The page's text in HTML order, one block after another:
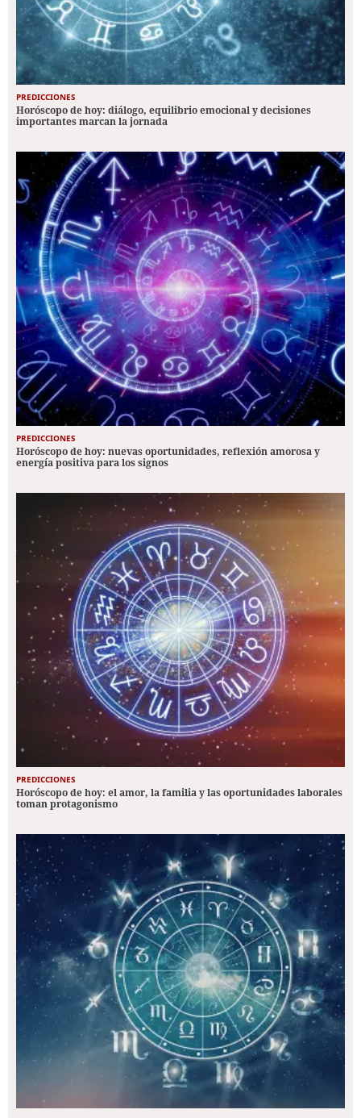
PREDICCIONES
Horóscopo de hoy: diálogo, equilibrio emocional y decisiones
importantes marcan la jornada
PREDICCIONES
Horóscopo de hoy: nuevas oportunidades, reflexión amorosa y
energía positiva para los signos
PREDICCIONES
Horóscopo de hoy: el amor, la familia y las oportunidades laborales
toman protagonismo